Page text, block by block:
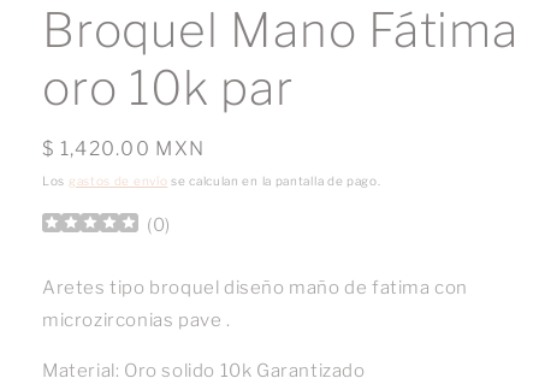
Broquel Mano Fátima
oro 10k par
Precio
habitual
$ 1,420.00 MXN
Los gastos de envío se calculan en la pantalla de pago.
(0)
Aretes tipo broquel diseño maño de fatima con
microzirconias pave .
Material: Oro solido 10k Garantizado